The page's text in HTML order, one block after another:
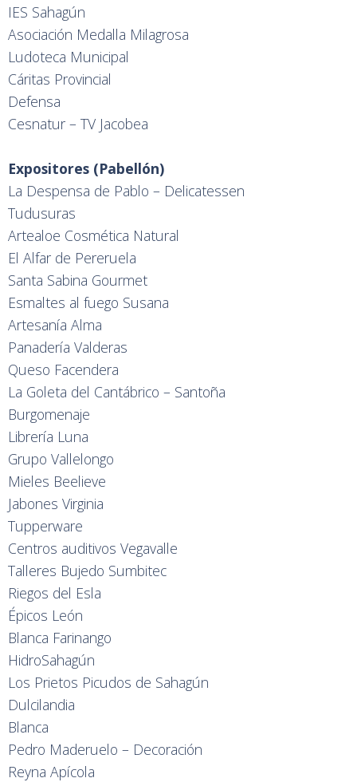
IES Sahagún
Asociación Medalla Milagrosa
Ludoteca Municipal
Cáritas Provincial
Defensa
Cesnatur – TV Jacobea
Expositores (Pabellón)
La Despensa de Pablo – Delicatessen
Tudusuras
Artealoe Cosmética Natural
El Alfar de Pereruela
Santa Sabina Gourmet
Esmaltes al fuego Susana
Artesanía Alma
Panadería Valderas
Queso Facendera
La Goleta del Cantábrico – Santoña
Burgomenaje
Librería Luna
Grupo Vallelongo
Mieles Beelieve
Jabones Virginia
Tupperware
Centros auditivos Vegavalle
Talleres Bujedo Sumbitec
Riegos del Esla
Épicos León
Blanca Farinango
HidroSahagún
Los Prietos Picudos de Sahagún
Dulcilandia
Blanca
Pedro Maderuelo – Decoración
Reyna Apícola